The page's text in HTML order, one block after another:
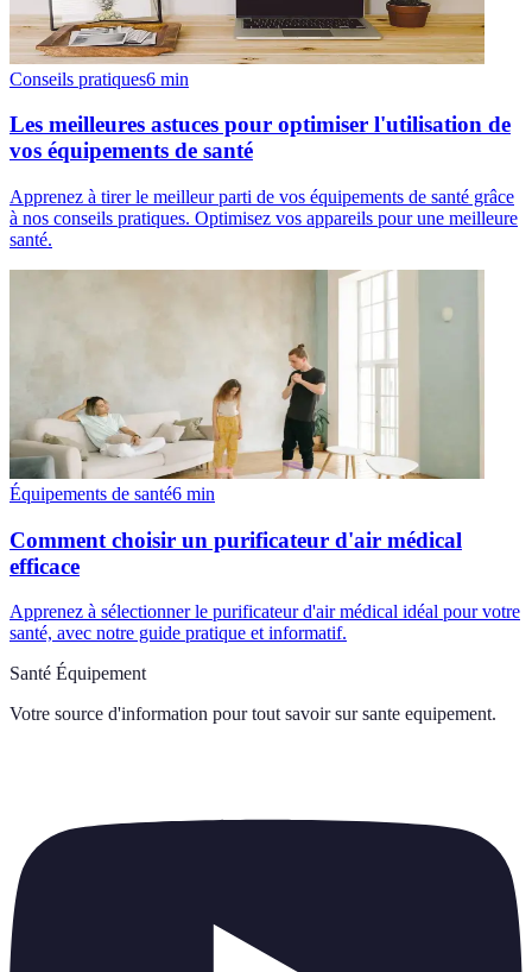
Conseils pratiques6 min
Les meilleures astuces pour optimiser l'utilisation de
vos équipements de santé
Apprenez à tirer le meilleur parti de vos équipements de santé grâce
à nos conseils pratiques. Optimisez vos appareils pour une meilleure
santé.
Équipements de santé6 min
Comment choisir un purificateur d'air médical
efficace
Apprenez à sélectionner le purificateur d'air médical idéal pour votre
santé, avec notre guide pratique et informatif.
Santé Équipement
Votre source d'information pour tout savoir sur sante equipement.